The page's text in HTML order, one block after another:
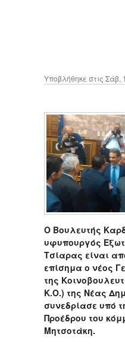
Υποβλήθηκε στις Σάβ,
Ο Βουλευτής
υφυπουργός
Τσίαρας είναι
επίσημα ο νέος
της
Κ.Ο.) της Νέας
συνεδρίασε υπό
Προέδρου του
Μητσοτάκη.